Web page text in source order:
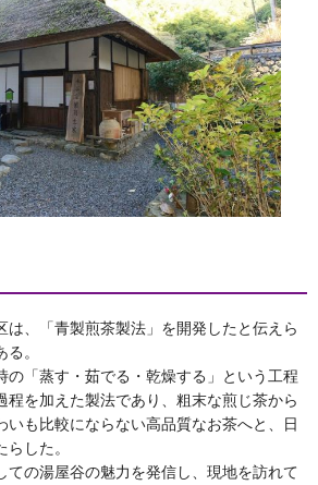
、「青製煎茶製法」を開発したと伝えら
。
「蒸す・茹でる・乾燥する」という工程
程を加えた製法であり、粗末な煎じ茶から
いも比較にならない高品質なお茶へと、日
した。
の湯屋谷の魅力を発信し、現地を訪れて